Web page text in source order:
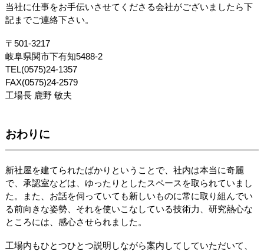
当社に仕事をお手伝いさせてくださる会社がございましたら下
記までご連絡下さい。
〒501-3217
岐阜県関市下有知5488-2
TEL(0575)24-1357
FAX(0575)24-2579
工場長 鹿野 敏夫
おわりに
新社屋を建てられたばかりということで、社内は本当に奇麗
で、承認室などは、ゆったりとしたスペースを取られていまし
た。また、お話を伺っていても新しいものに常に取り組んでい
る前向きな姿勢、それを使いこなしている技術力、研究熱心な
ところには、感心させられました。
工場内もひとつひとつ説明しながら案内してしていただいて、